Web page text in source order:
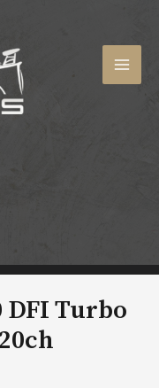
DFI Turbo